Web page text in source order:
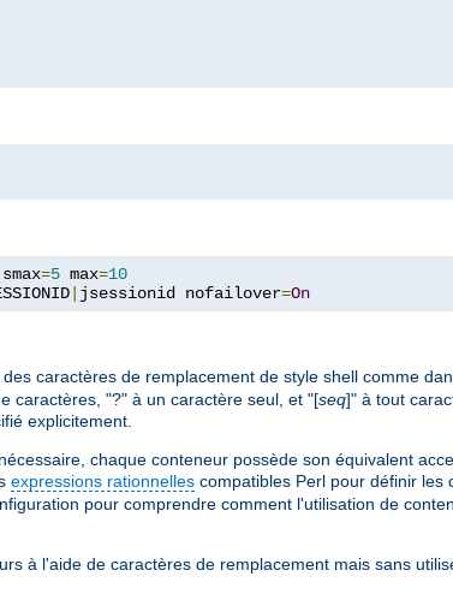
smax=5 max=10
jsessionid nofailover=On
caractères de remplacement de style shell comme
caractères, "?" à un caractère seul, et "[seq]" à tout
explicitement.
chaque conteneur possède son équivalent
expressions rationnelles compatibles Perl pour définir les
pour comprendre comment l'utilisation de
à l'aide de caractères de remplacement mais sans